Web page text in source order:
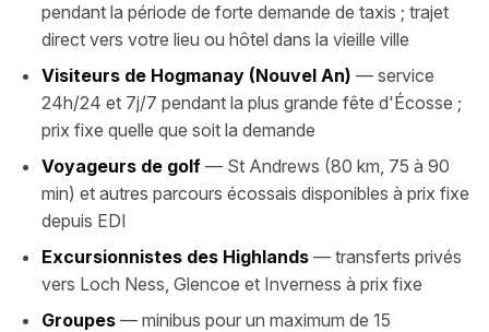
pendant la période de forte demande de taxis ; trajet
direct vers votre lieu ou hôtel dans la vieille ville
Visiteurs de Hogmanay (Nouvel An) — service
24h/24 et 7j/7 pendant la plus grande fête d'Écosse ;
prix fixe quelle que soit la demande
Voyageurs de golf — St Andrews (80 km, 75 à 90
min) et autres parcours écossais disponibles à prix fixe
depuis EDI
Excursionnistes des Highlands — transferts privés
vers Loch Ness, Glencoe et Inverness à prix fixe
Groupes — minibus pour un maximum de 15